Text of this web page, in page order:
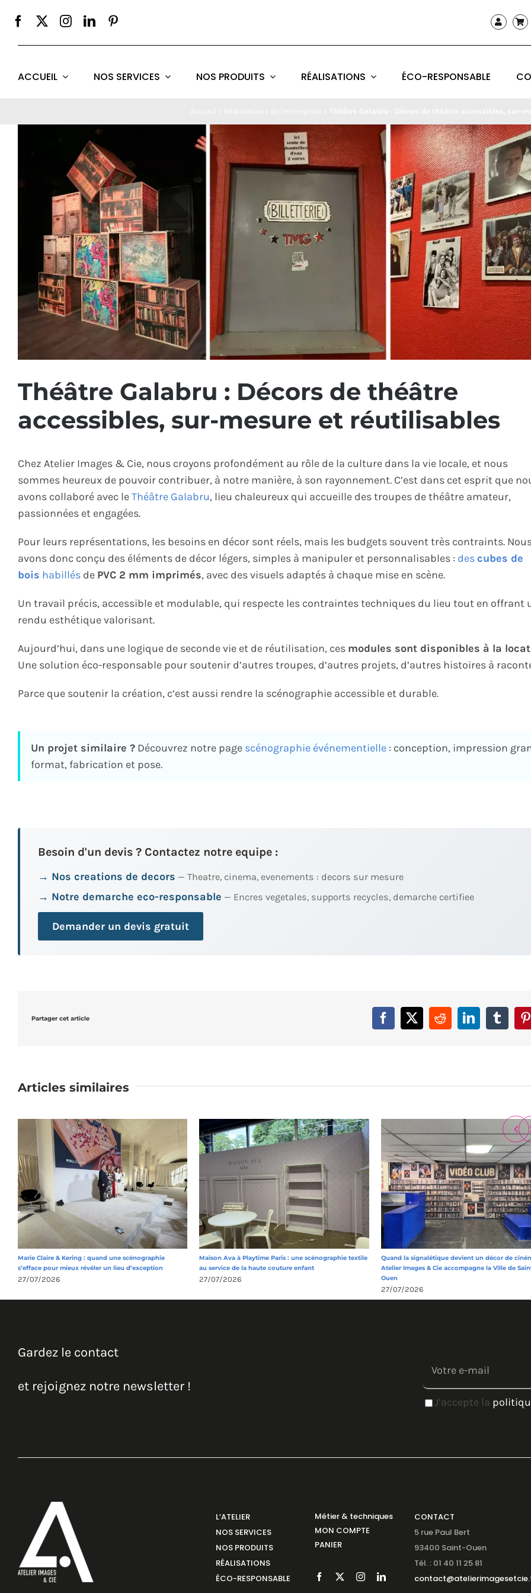
ACCUEIL NOS SERVICES NOS PRODUITS RÉALISATIONS ÉCO-RESPONSABLE
Théâtre Galabru : Décors de théâtre
accessibles, sur-mesure et réutilisables
Chez Atelier Images & Cie, nous croyons profondément au rôle de la culture dans la vie locale, et nous
sommes heureux de pouvoir contribuer, à notre manière, à son rayonnement. C’est dans cet esprit que
avons collaboré avec leThéâtre Galabru, lieu chaleureux qui accueille des troupes de théâtre amateur,
passionnées et engagées.
Pour leurs représentations, les besoins en décor sont réels, mais les budgets souvent très contraints.
avons donc conçu des éléments de décor légers, simples à manipuler et personnalisables : descubes de
bois habillésde PVC 2 mm imprimés, avec des visuels adaptés à chaque mise en scène.
Un travail précis, accessible et modulable, qui respecte les contraintes techniques du lieu tout en offrant
rendu esthétique valorisant.
Aujourd’hui, dans une logique de seconde vie et de réutilisation, ces modules sont disponibles à la
Une solution éco-responsable pour soutenir d’autres troupes, d’autres projets, d’autres histoires à
Parce que soutenir la création, c’est aussi rendre la scénographie accessible et durable.
Un projet similaire ?Découvrez notre page scénographie événementielle: conception, impression
format, fabrication et pose.
Besoin d'un devis ? Contactez notre equipe :
→ Nos creations de decors — Theatre, cinema, evenements : decors sur mesure
→ Notre demarche eco-responsable — Encres vegetales, supports recycles, demarche certifiee
Demander un devis gratuit
Partager cet article Facebook
X RedditLinkedInTumblr
Articles similaires
Marie Claire & Kering : quand une scénographie
s’efface pour mieux révéler un lieu d’exception
27/07/2026
Maison Ava à Playtime Paris : une scénographie textile
au service de la haute couture enfant
27/07/2026
Quand la signalétique devient un décor de
Atelier Images & Cie accompagne la Ville de
Ouen
27/07/2026
Gardez le contact
et rejoignez notre newsletter !
J’accepte la
L’ATELIER
NOS SERVICES
NOS PRODUITS
RÉALISATIONS
ÉCO-RESPONSABLE
Métier & techniques
MON COMPTE
PANIER
CONTACT
5 rue Paul Bert
93400 Saint-Ouen
Tél. : 01 40 11 25 81